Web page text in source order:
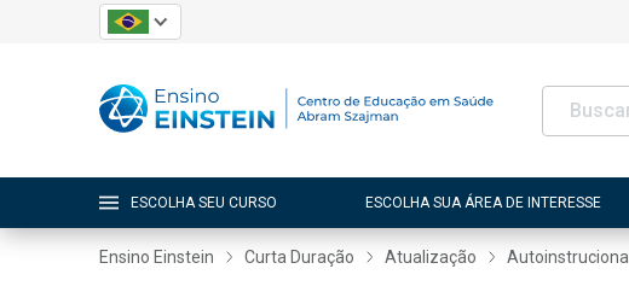
ESCOLHA SEU CURSO ESCOLHA SUA ÁREA DE INTERESSE
Ensino Einstein Curta Duração Atualização Autoinstrucional